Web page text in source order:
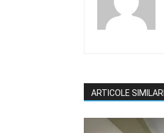
ARTICOLE